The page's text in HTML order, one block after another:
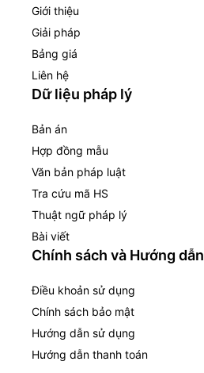
Giới thiệu
Giải pháp
Bảng giá
Liên hệ
Dữ liệu pháp lý
Bản án
Hợp đồng mẫu
Văn bản pháp luật
Tra cứu mã HS
Thuật ngữ pháp lý
Bài viết
Chính sách và Hướng dẫn
Điều khoản sử dụng
Chính sách bảo mật
Hướng dẫn sử dụng
Hướng dẫn thanh toán